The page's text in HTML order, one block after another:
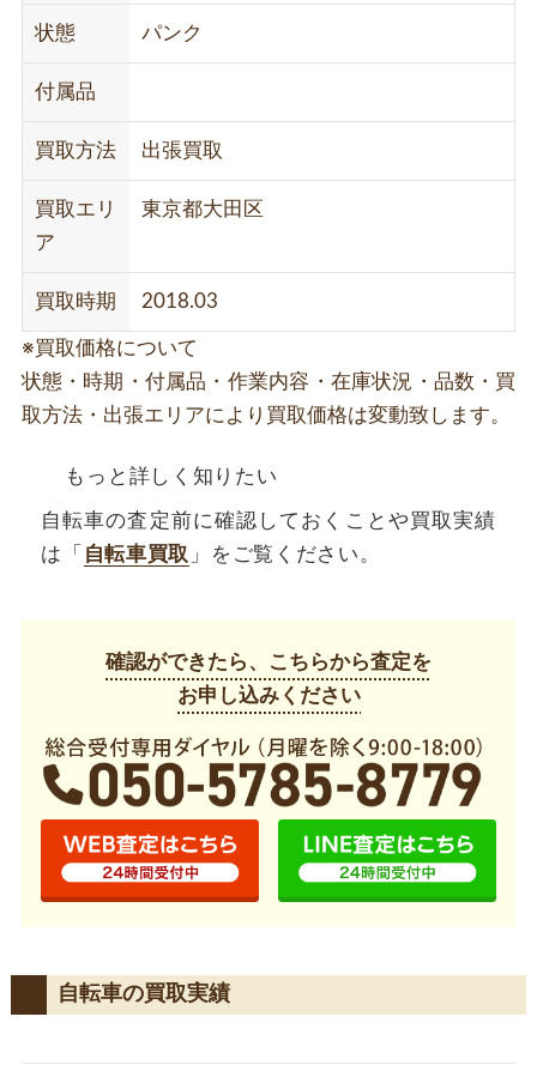
状態 パンク
付属品
買取方法 出張買取
買取エリ
ア
東京都大田区
買取時期 2018.03
※買取価格について
状態・時期・付属品・作業内容・在庫状況・品数・買
取方法・出張エリアにより買取価格は変動致します。
もっと詳しく知りたい
自転車の査定前に確認しておくことや買取実績
は「 自転車買取 」をご覧ください。
確認ができたら、こちらから査定を
お申し込みください
自転車の買取実績